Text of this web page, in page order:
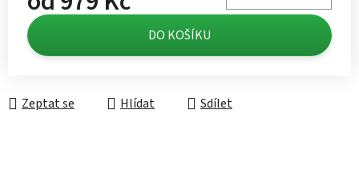
Měrná cena: DO KOŠÍKU
Zeptat se Hlídat Sdílet